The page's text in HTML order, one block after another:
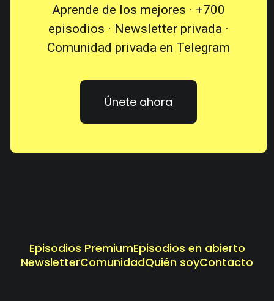
Aprende de los mejores · +700
episodios · Newsletter privada ·
Comunidad privada en Telegram
Únete ahora
Episodios PremiumEpisodios en abierto
NewsletterComunidadQuién soyContacto